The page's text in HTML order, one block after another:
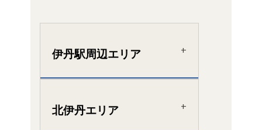
伊丹駅周辺エリア
北伊丹エリア